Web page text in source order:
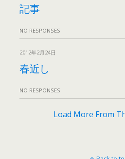
記事
NO RESPONSES
2012年2月24日
春近し
NO RESPONSES
Load More From